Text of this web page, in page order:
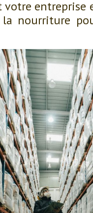
entreprise
la nourriture